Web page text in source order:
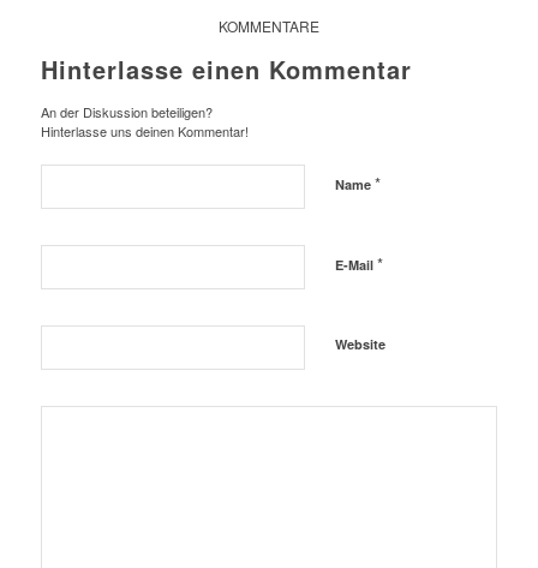
KOMMENTARE
Hinterlasse einen Kommentar
An der Diskussion beteiligen?
Hinterlasse uns deinen Kommentar!
Name *
E-Mail *
Website